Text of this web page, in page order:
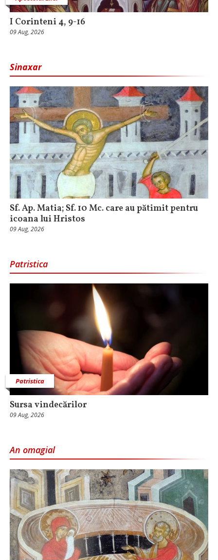
I Corinteni 4, 9-16
09 Aug, 2026
Sinaxar
Sf. Ap. Matia; Sf. 10 Mc. care au pătimit pentru
icoana lui Hristos
09 Aug, 2026
Patristica
Patristica
Sursa vindecărilor
09 Aug, 2026
An omagial